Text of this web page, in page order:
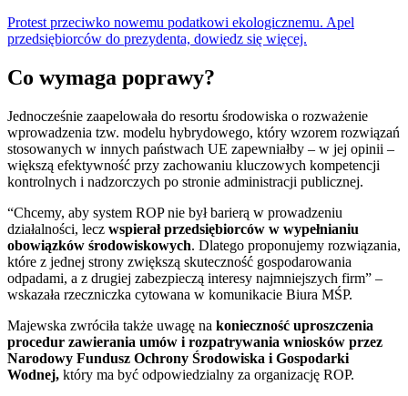
Protest przeciwko nowemu podatkowi ekologicznemu. Apel
przedsiębiorców do prezydenta, dowiedz się więcej.
Co wymaga poprawy?
Jednocześnie zaapelowała do resortu środowiska o rozważenie
wprowadzenia tzw. modelu hybrydowego, który wzorem rozwiązań
stosowanych w innych państwach UE zapewniałby – w jej opinii –
większą efektywność przy zachowaniu kluczowych kompetencji
kontrolnych i nadzorczych po stronie administracji publicznej.
“Chcemy, aby system ROP nie był barierą w prowadzeniu
działalności, lecz wspierał przedsiębiorców w wypełnianiu
obowiązków środowiskowych. Dlatego proponujemy rozwiązania,
które z jednej strony zwiększą skuteczność gospodarowania
odpadami, a z drugiej zabezpieczą interesy najmniejszych firm” –
wskazała rzeczniczka cytowana w komunikacie Biura MŚP.
Majewska zwróciła także uwagę na konieczność uproszczenia
procedur zawierania umów i rozpatrywania wniosków przez
Narodowy Fundusz Ochrony Środowiska i Gospodarki
Wodnej, który ma być odpowiedzialny za organizację ROP.